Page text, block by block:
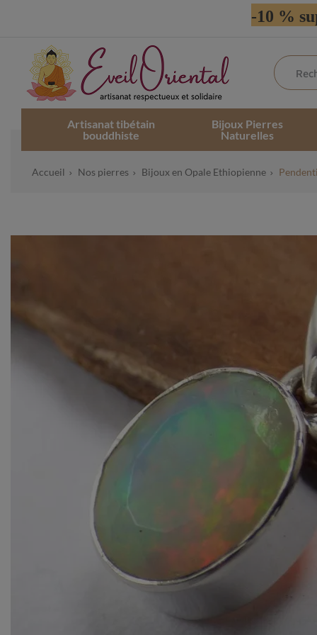
-10 %
Artisanat tibétain
bouddhiste
Bijoux Pierres
Naturelles
Accueil Nos pierres Bijoux en Opale Ethiopienne